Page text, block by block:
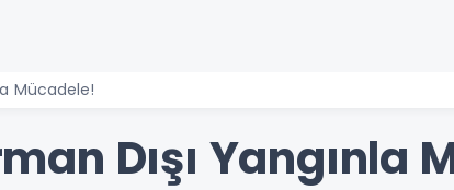
Mücadele!
Dışı Yangınla